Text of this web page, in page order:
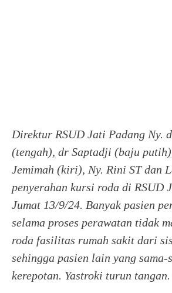
Direktur RSUD Jati Padang Ny.
(tengah), dr Saptadji (baju
Jemimah (kiri), Ny. Rini ST dan
penyerahan kursi roda di RSUD
Jumat 13/9/24. Banyak pasien
selama proses perawatan tidak
roda fasilitas rumah sakit dari
sehingga pasien lain yang sama-
kerepotan. Yastroki turun